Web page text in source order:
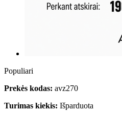
Populiari
Prekės kodas: avz270
Turimas kiekis: Išparduota